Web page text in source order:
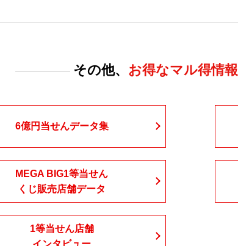
その他、 お得なマル得情報
6億円当せんデータ集
MEGA BIG1等当せん
くじ販売店舗データ
1等当せん店舗
インタビュー